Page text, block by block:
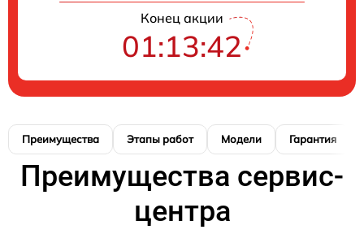
Конец акции
01:13:41
Преимущества Этапы работ Модели Гарантия
Преимущества сервис-
центра